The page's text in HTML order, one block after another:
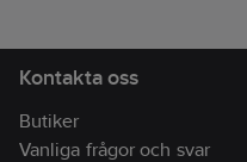
Kontakta oss
Butiker
Vanliga frågor och svar